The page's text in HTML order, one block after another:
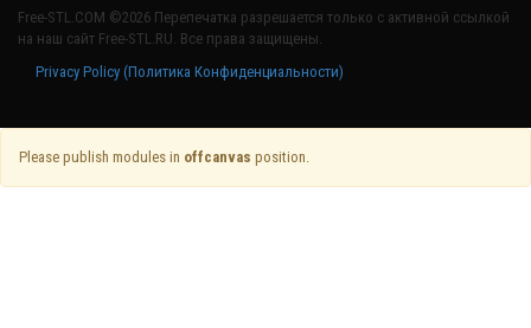
Free-STL.COM ©2026 Перепечатка разрешается только с активной ссылкой
на наш сайт Free-STL.RU. Все права защищены.
Privacy Policy (Политика Конфиденциальности)
Please publish modules in offcanvas position.